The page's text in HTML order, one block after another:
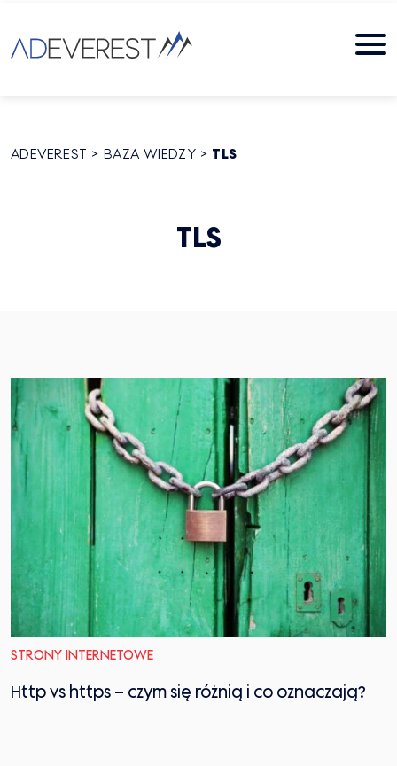
ADEVEREST > BAZA WIEDZY > TLS
TLS
STRONY INTERNETOWE
Http vs https – czym się różnią i co oznaczają?